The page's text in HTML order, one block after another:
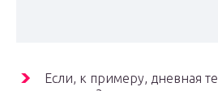
Если, к примеру, дневная